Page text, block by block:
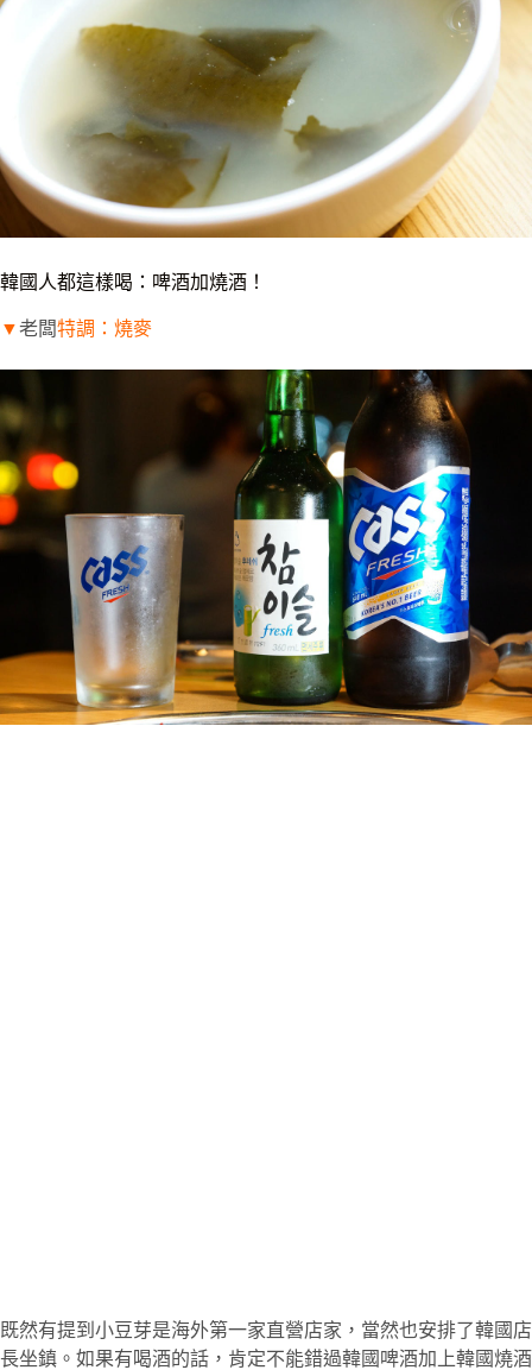
韓國人都這樣喝：啤酒加燒酒！
▼老闆特調：燒麥
既然有提到小豆芽是海外第一家直營店家，當然也安排了韓國店
長坐鎮。如果有喝酒的話，肯定不能錯過韓國啤酒加上韓國燒酒